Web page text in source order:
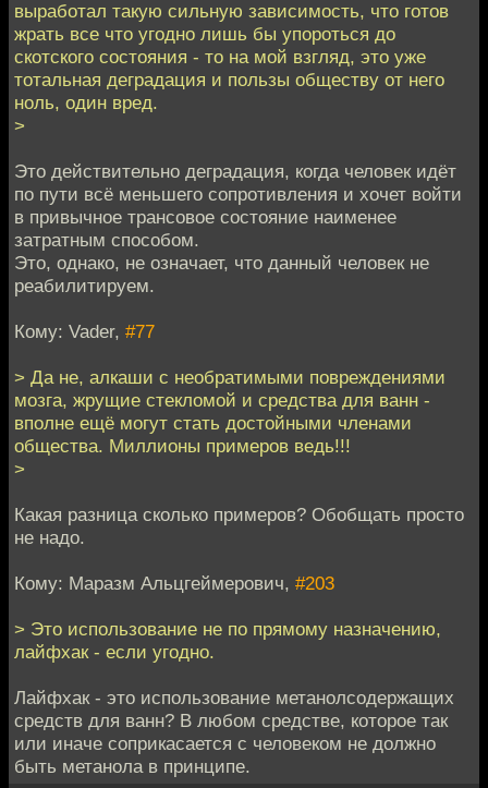
выработал такую сильную зависимость, что готов
жрать все что угодно лишь бы упороться до
скотского состояния - то на мой взгляд, это уже
тотальная деградация и пользы обществу от него
ноль, один вред.
>
Это действительно деградация, когда человек идёт
по пути всё меньшего сопротивления и хочет войти
в привычное трансовое состояние наименее
затратным способом.
Это, однако, не означает, что данный человек не
реабилитируем.
Кому: Vader, #77
> Да не, алкаши с необратимыми повреждениями
мозга, жрущие стекломой и средства для ванн -
вполне ещё могут стать достойными членами
общества. Миллионы примеров ведь!!!
>
Какая разница сколько примеров? Обобщать просто
не надо.
Кому: Маразм Альцгеймерович, #203
> Это использование не по прямому назначению,
лайфхак - если угодно.
Лайфхак - это использование метанолсодержащих
средств для ванн? В любом средстве, которое так
или иначе соприкасается с человеком не должно
быть метанола в принципе.